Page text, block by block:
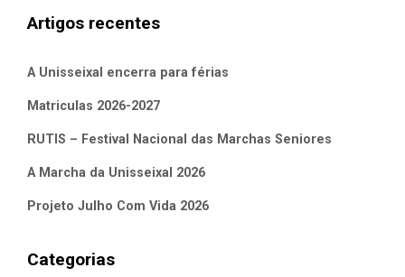
Artigos recentes
A Unisseixal encerra para férias
Matriculas 2026-2027
RUTIS – Festival Nacional das Marchas Seniores
A Marcha da Unisseixal 2026
Projeto Julho Com Vida 2026
Categorias